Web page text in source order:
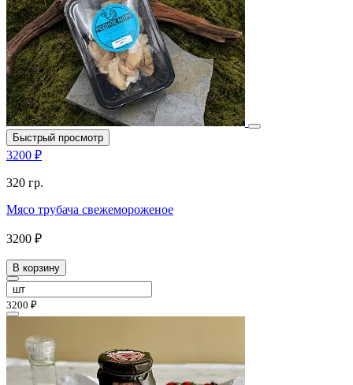
Быстрый просмотр
3200 ₽
320 гр.
Мясо трубача свежемороженое
3200 ₽
В корзину
3200 ₽